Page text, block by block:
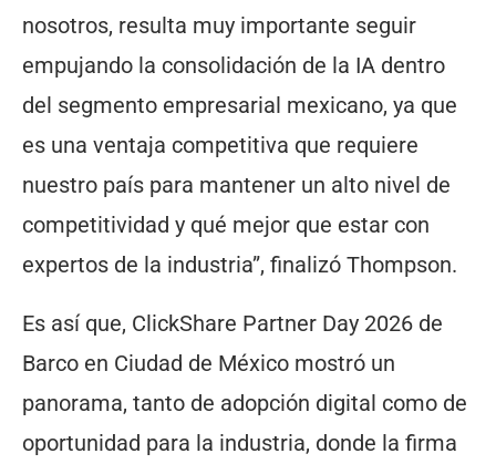
nosotros, resulta muy importante seguir
empujando la consolidación de la IA dentro
del segmento empresarial mexicano, ya que
es una ventaja competitiva que requiere
nuestro país para mantener un alto nivel de
competitividad y qué mejor que estar con
expertos de la industria”, finalizó Thompson.
Es así que, ClickShare Partner Day 2026 de
Barco en Ciudad de México mostró un
panorama, tanto de adopción digital como de
oportunidad para la industria, donde la firma